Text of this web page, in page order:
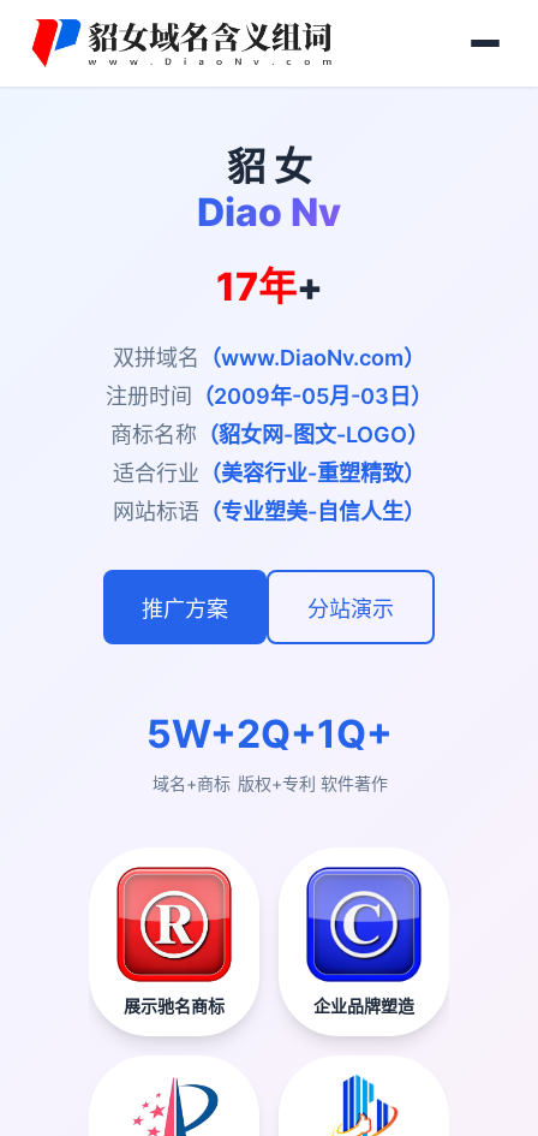
貂 女
Diao Nv
17年+
双拼域名 （www.DiaoNv.com）
注册时间
（2009年-05月-03日）
商标名称 （貂女网-图文-LOGO）
适合行业 （美容行业-重塑精致）
网站标语 （专业塑美-自信人生）
推广方案 分站演示
5W+
域名+商标
2Q+
版权+专利
1Q+
软件著作
展示驰名商标 企业品牌塑造